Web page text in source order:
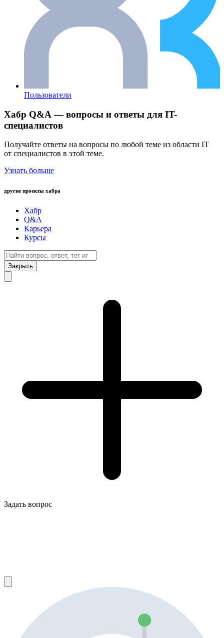
Пользователи
Хабр Q&A — вопросы и ответы для IT-
специалистов
Получайте ответы на вопросы по любой теме из области IT
от специалистов в этой теме.
Узнать больше
другие проекты хабра
Хабр
Q&A
Карьера
Курсы
Закрыть
Задать вопрос